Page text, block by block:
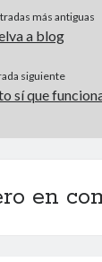
más antiguas
a blog
siguiente
sí que
en